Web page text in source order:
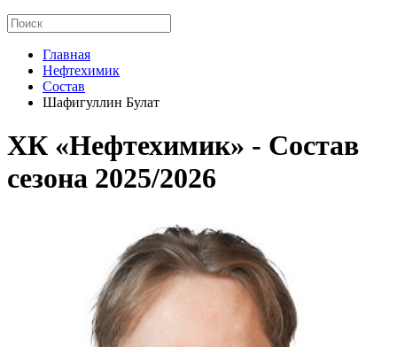
Главная
Нефтехимик
Состав
Шафигуллин Булат
ХК «Нефтехимик» - Cостав
сезона 2025/2026